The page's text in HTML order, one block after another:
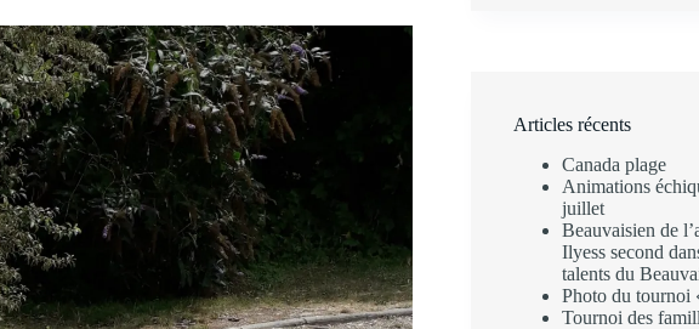
Articles récents
Canada plage
Animations
juillet
Beauvaisien de
Ilyess second
talents du
Photo du tournoi
Tournoi des